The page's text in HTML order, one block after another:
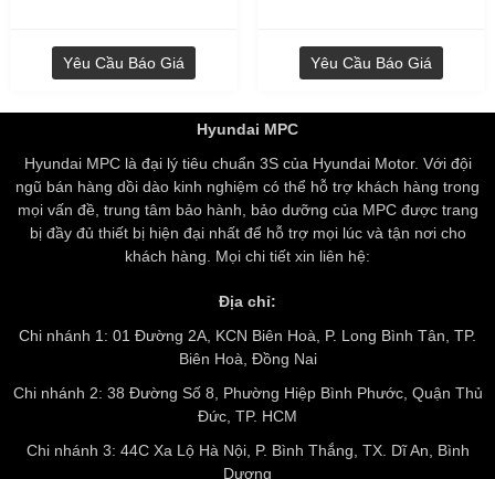
Yêu Cầu Báo Giá Yêu Cầu Báo Giá
Hyundai MPC
Hyundai MPC là đại lý tiêu chuẩn 3S của Hyundai Motor. Với đội
ngũ bán hàng dồi dào kinh nghiệm có thể hỗ trợ khách hàng trong
mọi vấn đề, trung tâm bảo hành, bảo dưỡng của MPC được trang
bị đầy đủ thiết bị hiện đại nhất để hỗ trợ mọi lúc và tận nơi cho
khách hàng. Mọi chi tiết xin liên hệ:
Địa chỉ:
Chi nhánh 1: 01 Đường 2A, KCN Biên Hoà, P. Long Bình Tân, TP.
Biên Hoà, Đồng Nai
Chi nhánh 2: 38 Đường Số 8, Phường Hiệp Bình Phước, Quận Thủ
Đức, TP. HCM
Chi nhánh 3: 44C Xa Lộ Hà Nội, P. Bình Thắng, TX. Dĩ An, Bình
Dương